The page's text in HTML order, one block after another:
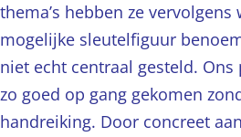
thema’s hebben ze vervolgens
mogelijke sleutelfiguur
niet echt centraal gesteld. Ons
zo goed op gang gekomen
handreiking. Door concreet